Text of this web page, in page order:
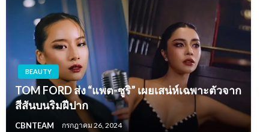
BEAUTY
TOM FORD ส่ง “แพต-ซูริ” เผยเสน่ห์เฉพาะตัวจาก
สีสันบนริมฝีปาก
CBNTEAM กรกฎาคม 26, 2024